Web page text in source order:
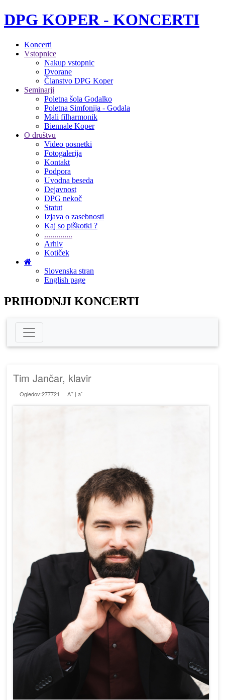
DPG KOPER - KONCERTI
Koncerti
Vstopnice
Nakup vstopnic
Dvorane
Članstvo DPG Koper
Seminarji
Poletna šola Godalko
Poletna Simfonija - Godala
Mali filharmonik
Biennale Koper
O društvu
Video posnetki
Fotogalerija
Kontakt
Podpora
Uvodna beseda
Dejavnost
DPG nekoč
Statut
Izjava o zasebnosti
Kaj so piškotki ?
..............
Arhiv
Kotiček
Slovenska stran
English page
PRIHODNJI KONCERTI
Tim Jančar, klavir
Ogledov:277721 A+| a-